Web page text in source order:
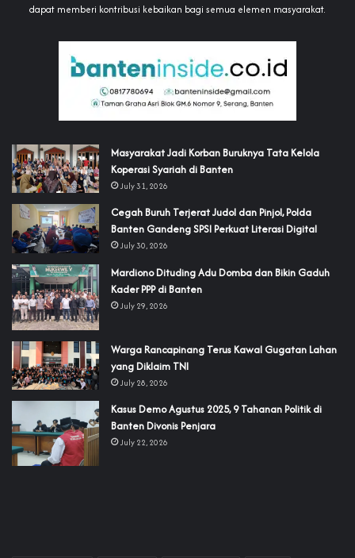
dapat memberi kontribusi kebaikan bagi semua elemen masyarakat.
‎Masyarakat Jadi Korban Buruknya Tata Kelola
Koperasi Syariah di Banten
July 31, 2026
Cegah Buruh Terjerat Judol dan Pinjol, Polda
Banten Gandeng SPSI Perkuat Literasi Digital
July 30, 2026
‎Mardiono Dituding Adu Domba dan Bikin Gaduh
Kader PPP di Banten
July 29, 2026
‎Warga Rancapinang Terus Kawal Gugatan Lahan
yang Diklaim TNI‎‎
July 28, 2026
‎Kasus Demo Agustus 2025, 9 Tahanan Politik di
Banten Divonis Penjara
July 22, 2026